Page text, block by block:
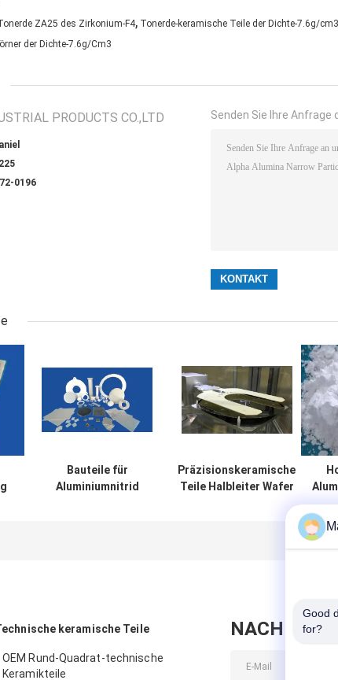
ZA25 des Zirkonium-F4, Tonerde-keramische Teile der Dichte-7.6g/cm3
der Dichte-7.6g/Cm3
PRODUCTS CO.,LTD
0196
Senden Sie Ihre Anfrage
Bauteile für
Aluminiumnitrid
Präzisionskeramische
Teile Halbleiter Wafer
mit
und
keramische Teile
OEM Rund-Quadrat-technische
Keramikteile
Good
for?